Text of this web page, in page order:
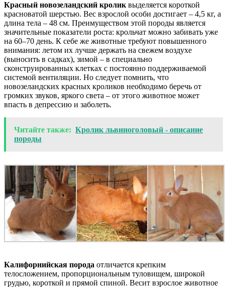
Красный новозеландский кроликвыделяется короткой
красноватой шерстью. Вес взрослой особи достигает – 4,5 кг, а
длина тела – 48 см. Преимуществом этой породы является
значительные показатели роста: крольчат можно забивать уже
на 60–70 день. К себе же животные требуют повышенного
внимания: летом их лучше держать на свежем воздухе
(выносить в садках), зимой – в специально
сконструированных клетках с постоянно поддерживаемой
системой вентиляции. Но следует помнить, что
новозеландских красных кроликов необходимо беречь от
громких звуков, яркого света – от этого животное может
впасть в депрессию и заболеть.
Читайте также: Кролик львиноголовый - описание
породы
Калифорнийская порода отличается крепким
телосложением, пропорциональным туловищем, широкой
грудью, короткой и прямой спиной. Весит взрослое животное